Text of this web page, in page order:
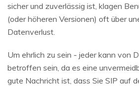
sicher und zuverlässig ist, klagen
(oder höheren Versionen) oft über
Datenverlust.
Um ehrlich zu sein - jeder kann von
betroffen sein, da es eine
gute Nachricht ist, dass Sie SIP auf